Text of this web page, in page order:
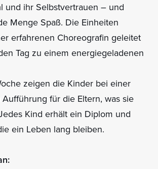
und ihr Selbstvertrauen – und
Menge Spaß. Die Einheiten
erfahrenen Choreografin geleitet
Tag zu einem energiegeladenen
zeigen die Kinder bei einer
für die Eltern, was sie
Kind erhält ein Diplom und
ein Leben lang bleiben.
: